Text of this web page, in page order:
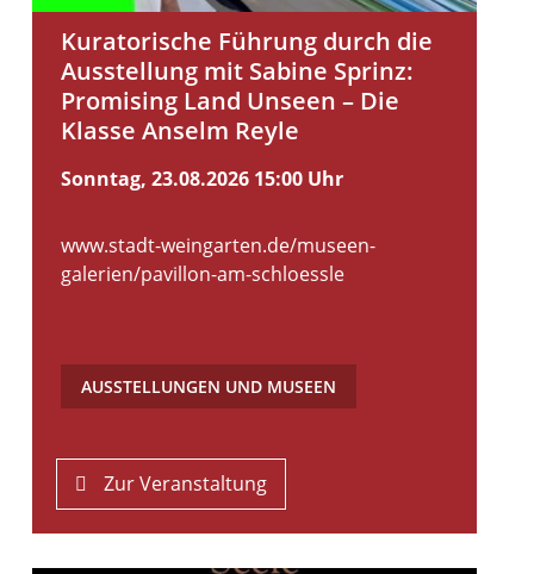
Kuratorische Führung durch die
Ausstellung mit Sabine Sprinz:
Promising Land Unseen – Die
Klasse Anselm Reyle
Sonntag, 23.08.2026 15:00 Uhr
www.stadt-weingarten.de/museen-
galerien/pavillon-am-schloessle
AUSSTELLUNGEN UND MUSEEN
Zur Veranstaltung